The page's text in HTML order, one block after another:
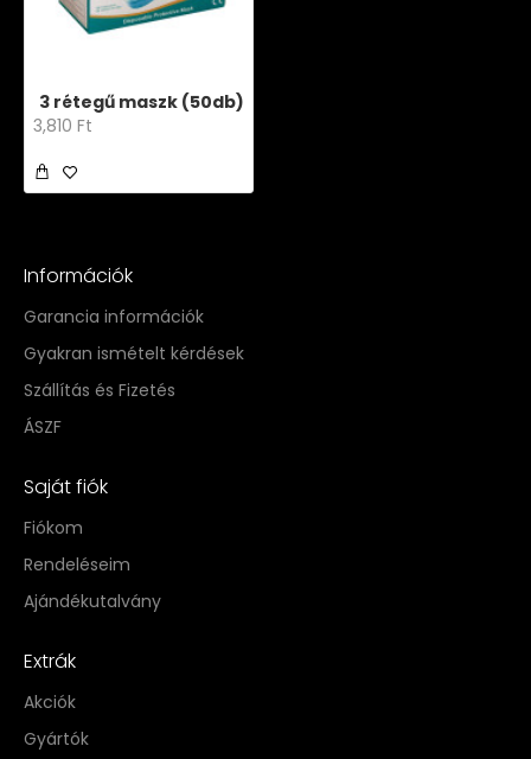
3 rétegű maszk (50db)
3,810 Ft
Információk
Garancia információk
Gyakran ismételt kérdések
Szállítás és Fizetés
ÁSZF
Saját fiók
Fiókom
Rendeléseim
Ajándékutalvány
Extrák
Akciók
Gyártók